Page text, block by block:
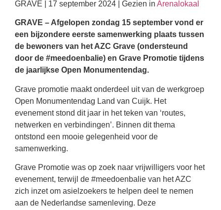
GRAVE | 17 september 2024 | Gezien in Arenalokaal
GRAVE – Afgelopen zondag 15 september vond er
een bijzondere eerste samenwerking plaats tussen
de bewoners van het AZC Grave (ondersteund
door de #meedoenbalie) en Grave Promotie tijdens
de jaarlijkse Open Monumentendag.
Grave promotie maakt onderdeel uit van de werkgroep
Open Monumentendag Land van Cuijk. Het
evenement stond dit jaar in het teken van ‘routes,
netwerken en verbindingen’. Binnen dit thema
ontstond een mooie gelegenheid voor de
samenwerking.
Grave Promotie was op zoek naar vrijwilligers voor het
evenement, terwijl de #meedoenbalie van het AZC
zich inzet om asielzoekers te helpen deel te nemen
aan de Nederlandse samenleving. Deze